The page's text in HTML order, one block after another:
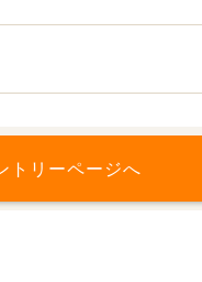
トリーページへ